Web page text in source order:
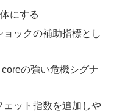
にする
ョックの補助指標とし
の強い危機シグナ
ェット指数を追加しや